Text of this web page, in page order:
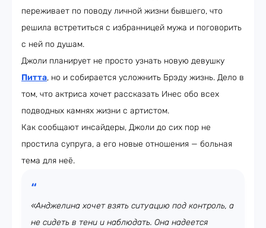
переживает по поводу личной жизни бывшего, что
решила встретиться с избранницей мужа и поговорить
с ней по душам.
Джоли планирует не просто узнать новую девушку
Питта, но и собирается усложнить Брэду жизнь. Дело в
том, что актриса хочет рассказать Инес обо всех
подводных камнях жизни с артистом.
Как сообщают инсайдеры, Джоли до сих пор не
простила супруга, а его новые отношения — больная
тема для неё.
«Анджелина хочет взять ситуацию под контроль, а
не сидеть в тени и наблюдать. Она надеется